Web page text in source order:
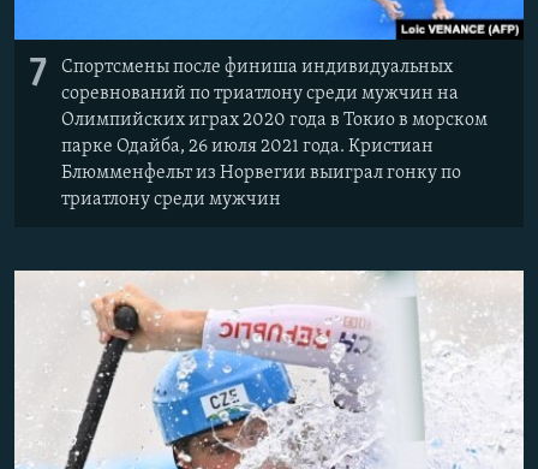
7
Спортсмены после финиша индивидуальных
соревнований по триатлону среди мужчин на
Олимпийских играх 2020 года в Токио в морском
парке Одайба, 26 июля 2021 года. Кристиан
Блюмменфельт из Норвегии выиграл гонку по
триатлону среди мужчин